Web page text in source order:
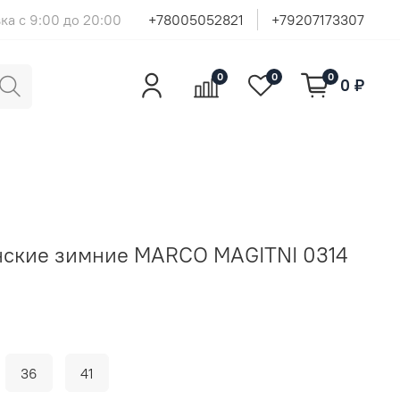
с 9:00 до 20:00 +78005052821 +79207173307
0 0 0 0 ₽
зимние MARCO MAGITNI 0314
36 41